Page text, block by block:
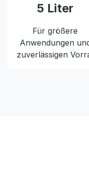
5 Liter
Für größere
Anwendungen
zuverlässigen